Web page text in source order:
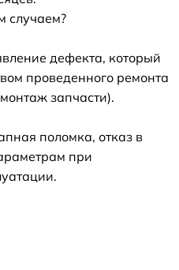
случаем?
дефекта, который
проведенного ремонта
запчасти).
поломка, отказ в
при